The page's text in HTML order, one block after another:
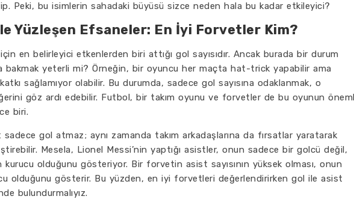
Peki, bu isimlerin sahadaki büyüsü sizce neden hala bu kadar etkileyici?
Yüzleşen Efsaneler: En İyi Forvetler Kim?
en belirleyici etkenlerden biri attığı gol sayısıdır. Ancak burada bir durum
bakmak yeterli mi? Örneğin, bir oyuncu her maçta hat-trick yapabilir ama
katkı sağlamıyor olabilir. Bu durumda, sadece gol sayısına odaklanmak, o
göz ardı edebilir. Futbol, bir takım oyunu ve forvetler de bu oyunun
biri.
gol atmaz; aynı zamanda takım arkadaşlarına da fırsatlar yaratarak
Mesela, Lionel Messi’nin yaptığı asistler, onun sadece bir golcü değil,
kurucu olduğunu gösteriyor. Bir forvetin asist sayısının yüksek olması, onun
olduğunu gösterir. Bu yüzden, en iyi forvetleri değerlendirirken gol ile asist
bulundurmalıyız.